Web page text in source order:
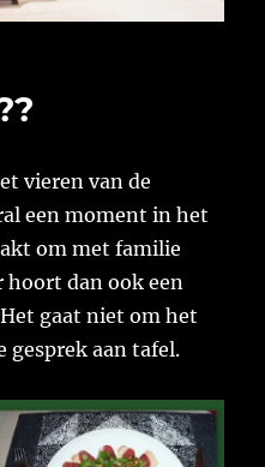
vieren van de
een moment in het
om met familie
hoort dan ook een
gaat niet om het
gesprek aan tafel.